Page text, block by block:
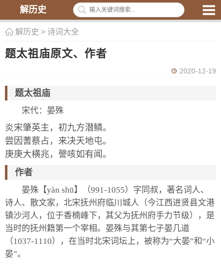
解历史
解历史 > 诗词大全
题太祖庙原文、作者
2020-12-19
题太祖庙
宋代：晏殊
炎宋肇英主，初九方潜鳞。
尝因蓍蔡占，来决天地屯。
庚庚大横兆，謦咳如有闻。
作者
晏殊【yàn shū】（991-1055）字同叔，著名词人、
诗人、散文家，北宋抚州府临川城人（今江西进贤县文港
镇沙河人，位于香楠峰下，其父为抚州府手力节级），是
当时的抚州籍第一个宰相。晏殊与其第七子晏几道
（1037-1110），在当时北宋词坛上，被称为“大晏”和“小
晏”。